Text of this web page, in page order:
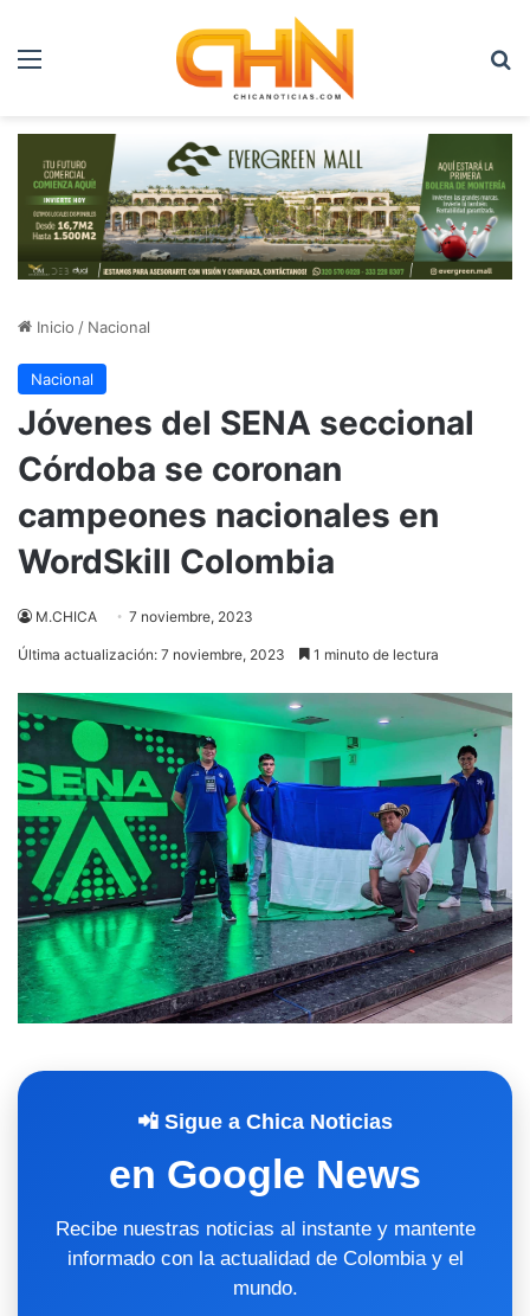
Menú
Inicio / Nacional
Nacional
Jóvenes del SENA seccional
Córdoba se coronan
campeones nacionales en
WordSkill Colombia
M.CHICA 7 noviembre, 2023
Última actualización: 7 noviembre, 2023 1 minuto de lectura
📲 Sigue a Chica Noticias
en Google News
Recibe nuestras noticias al instante y mantente
informado con la actualidad de Colombia y el
mundo.